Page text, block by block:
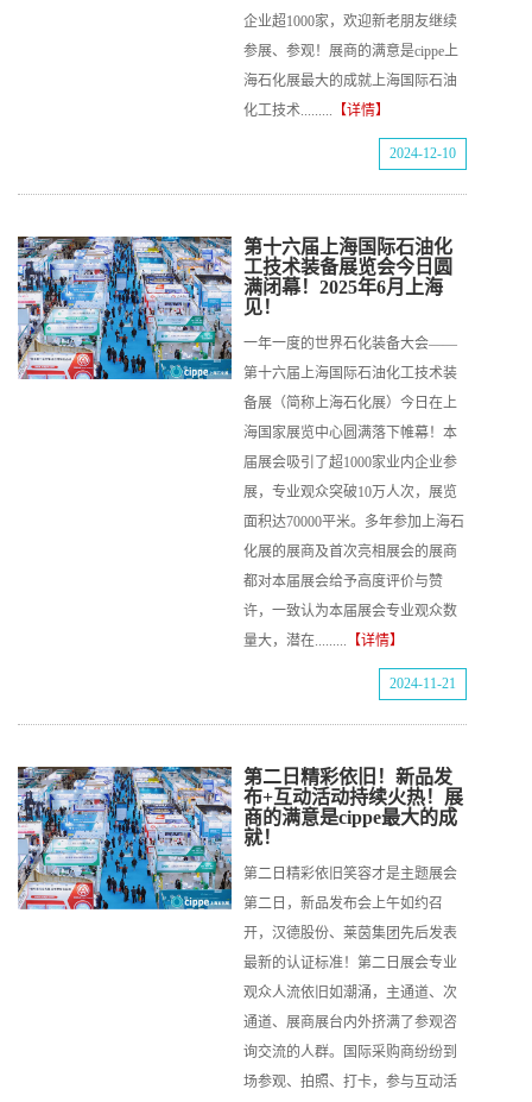
企业超1000家，欢迎新老朋友继续
参展、参观！展商的满意是cippe上
海石化展最大的成就上海国际石油
化工技术......... 【详情】
2024-12-10
第十六届上海国际石油化
工技术装备展览会今日圆
满闭幕！2025年6月上海
见！
一年一度的世界石化装备大会——
第十六届上海国际石油化工技术装
备展（简称上海石化展）今日在上
海国家展览中心圆满落下帷幕！本
届展会吸引了超1000家业内企业参
展，专业观众突破10万人次，展览
面积达70000平米。多年参加上海石
化展的展商及首次亮相展会的展商
都对本届展会给予高度评价与赞
许，一致认为本届展会专业观众数
量大，潜在......... 【详情】
2024-11-21
第二日精彩依旧！新品发
布+互动活动持续火热！展
商的满意是cippe最大的成
就！
第二日精彩依旧笑容才是主题展会
第二日，新品发布会上午如约召
开，汉德股份、莱茵集团先后发表
最新的认证标准！第二日展会专业
观众人流依旧如潮涌，主通道、次
通道、展商展台内外挤满了参观咨
询交流的人群。国际采购商纷纷到
场参观、拍照、打卡，参与互动活